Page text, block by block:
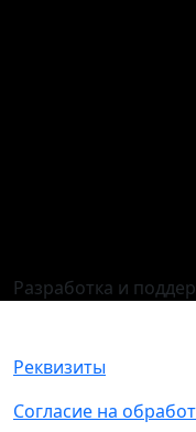
Разработка и
Реквизиты
Согласие на